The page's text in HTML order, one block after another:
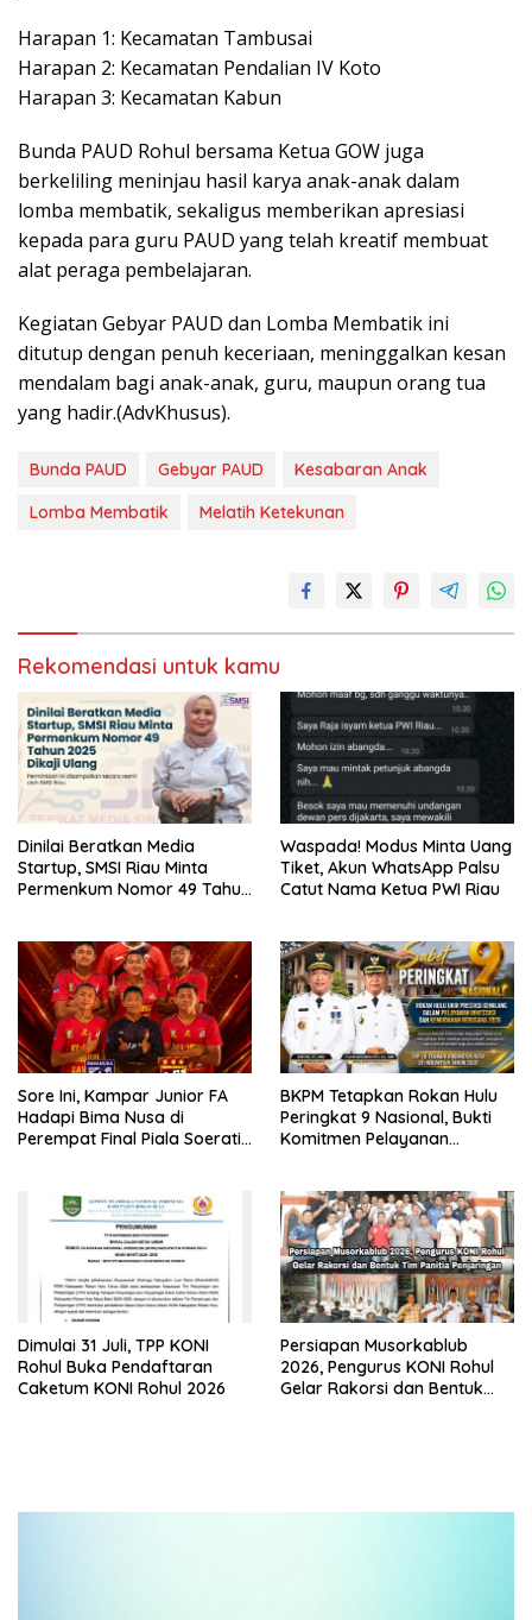
Harapan 1: Kecamatan Tambusai
Harapan 2: Kecamatan Pendalian IV Koto
Harapan 3: Kecamatan Kabun
Bunda PAUD Rohul bersama Ketua GOW juga
berkeliling meninjau hasil karya anak-anak dalam
lomba membatik, sekaligus memberikan apresiasi
kepada para guru PAUD yang telah kreatif membuat
alat peraga pembelajaran.
Kegiatan Gebyar PAUD dan Lomba Membatik ini
ditutup dengan penuh keceriaan, meninggalkan kesan
mendalam bagi anak-anak, guru, maupun orang tua
yang hadir.(AdvKhusus).
Bunda PAUD Gebyar PAUD
Kesabaran Anak
Lomba Membatik
Melatih Ketekunan
Rekomendasi untuk kamu
Dinilai Beratkan Media
Startup, SMSI Riau Minta
Permenkum Nomor 49 Tahun
Waspada! Modus Minta Uang
Tiket, Akun WhatsApp Palsu
Catut Nama Ketua PWI Riau
Sore Ini, Kampar Junior FA
Hadapi Bima Nusa di
Perempat Final Piala Soeratin
BKPM Tetapkan Rokan Hulu
Peringkat 9 Nasional, Bukti
Komitmen Pelayanan
Dimulai 31 Juli, TPP KONI
Rohul Buka Pendaftaran
Caketum KONI Rohul 2026
Persiapan Musorkablub
2026, Pengurus KONI Rohul
Gelar Rakorsi dan Bentuk